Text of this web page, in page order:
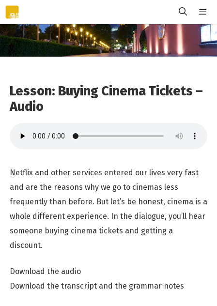
Skip
to
content
Menu
Lesson: Buying Cinema Tickets –
Audio
Netflix and other services entered our lives very fast
and are the reasons why we go to cinemas less
frequently than before. But let’s be honest, cinema is a
whole different experience. In the dialogue, you’ll hear
someone buying cinema tickets and getting a
discount.
Download the audio
Download the transcript and the grammar notes